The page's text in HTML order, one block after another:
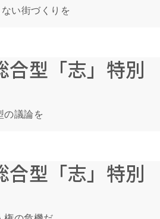
い街づくりを
合型「志」特別
の議論を
合型「志」特別